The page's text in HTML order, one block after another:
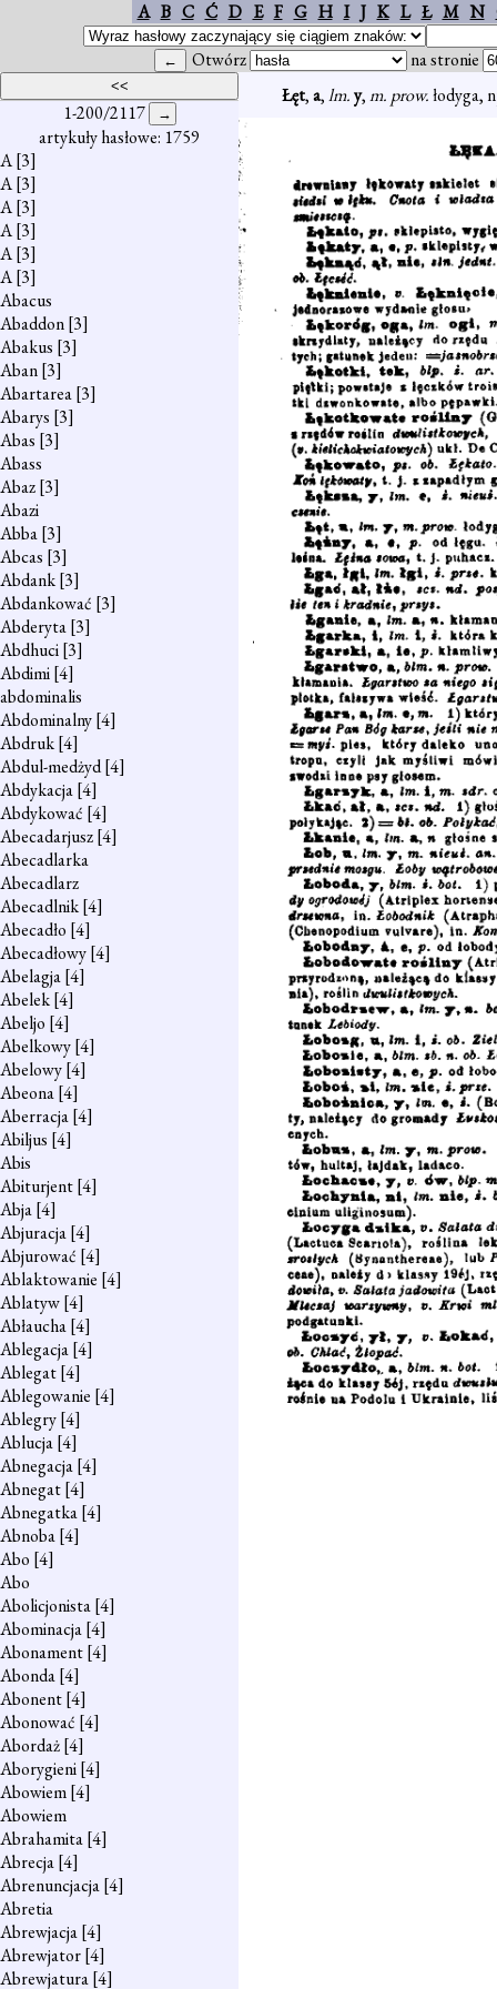
A B C Ć D E F G H I J K L Ł M N
Otwórz na stronie
1-200/2117
artykuły hasłowe: 1759
A[3]
A[3]
A[3]
A[3]
A[3]
A[3]
Abacus
Abaddon[3]
Abakus [3]
Aban[3]
Abartarea[3]
Abarys [3]
Abas [3]
Abass
Abaz[3]
Abazi
Abba[3]
Abcas [3]
Abdank[3]
Abdankować [3]
Abderyta[3]
Abdhuci[3]
Abdimi[4]
abdominalis
Abdominalny[4]
Abdruk[4]
Abdul-medżyd[4]
Abdykacja[4]
Abdykować [4]
Abecadarjusz[4]
Abecadlarka
Abecadlarz
Abecadlnik[4]
Abecadło [4]
Abecadłowy[4]
Abelagja[4]
Abelek[4]
Abeljo [4]
Abelkowy[4]
Abelowy[4]
Abeona[4]
Aberracja[4]
Abiljus [4]
Abis
Abiturjent[4]
Abja[4]
Abjuracja[4]
Abjurować [4]
Ablaktowanie [4]
Ablatyw[4]
Abłaucha[4]
Ablegacja[4]
Ablegat[4]
Ablegowanie [4]
Ablegry[4]
Ablucja[4]
Abnegacja[4]
Abnegat[4]
Abnegatka[4]
Abnoba[4]
Abo [4]
Abo
Abolicjonista[4]
Abominacja[4]
Abonament[4]
Abonda[4]
Abonent[4]
Abonować [4]
Abordaż[4]
Aborygieni[4]
Abowiem[4]
Abowiem
Abrahamita[4]
Abrecja[4]
Abrenuncjacja[4]
Abretia
Abrewjacja[4]
Abrewjator[4]
Abrewjatura[4]
Łęt,a,lm.y,m. prow.łodyga,